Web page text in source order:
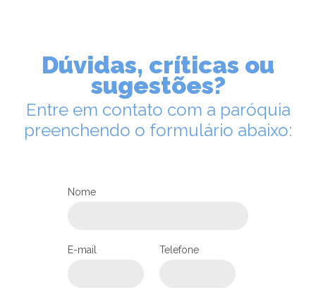
Dúvidas, críticas ou
sugestões?
Entre em contato com a paróquia
preenchendo o formulário abaixo:
Nome
E-mail Telefone